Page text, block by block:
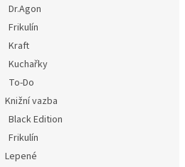
Dr.Agon
Frikulín
Kraft
Kuchařky
To-Do
Knižní vazba
Black Edition
Frikulín
Lepené